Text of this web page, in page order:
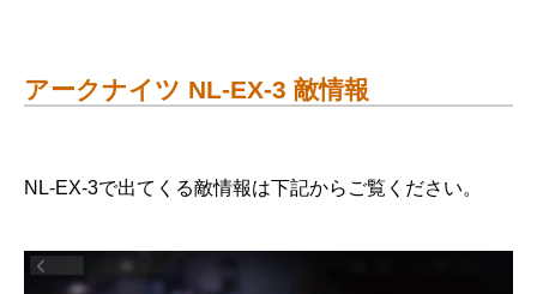
アークナイツ NL-EX-3 敵情報
NL-EX-3で出てくる敵情報は下記からご覧ください。